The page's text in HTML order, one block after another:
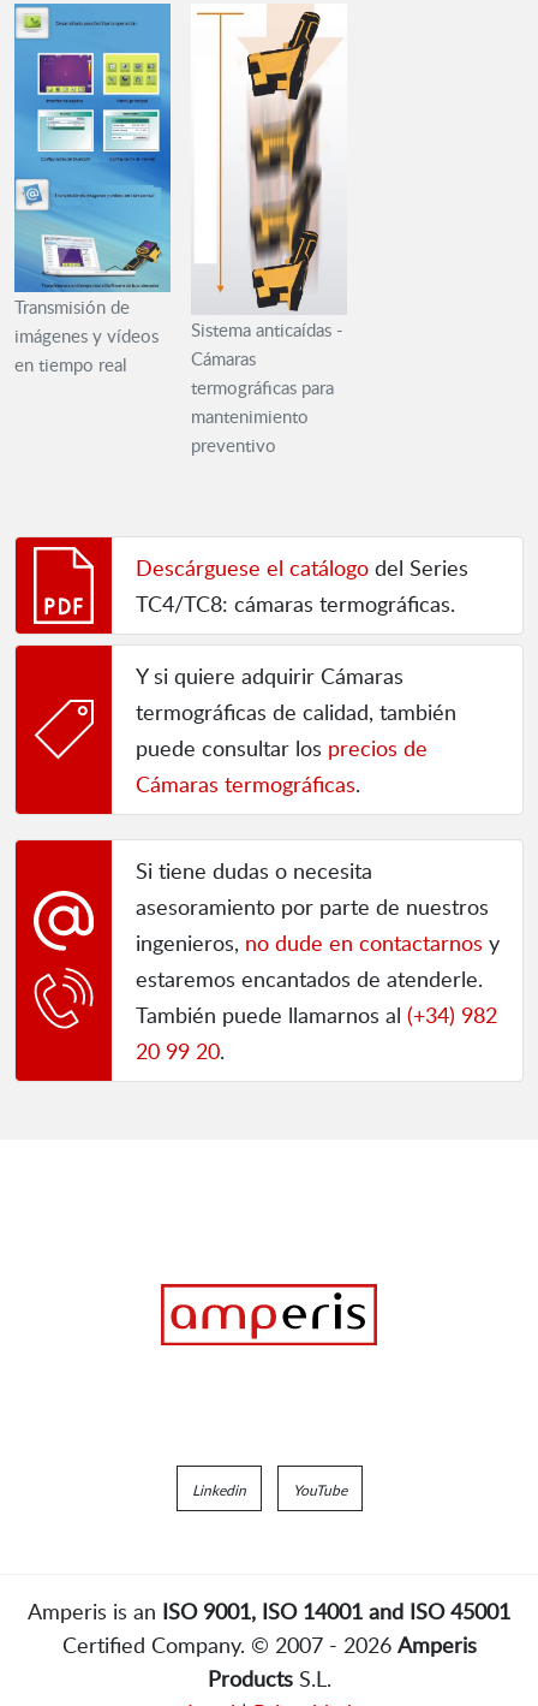
Transmisión de
imágenes y vídeos
en tiempo real
Sistema anticaídas -
Cámaras
termográficas para
mantenimiento
preventivo
Descárguese el catálogo del Series
TC4/TC8: cámaras termográficas.
Y si quiere adquirir Cámaras
termográficas de calidad, también
puede consultar los precios de
Cámaras termográficas.
Si tiene dudas o necesita
asesoramiento por parte de nuestros
ingenieros, no dude en contactarnos y
estaremos encantados de atenderle.
También puede llamarnos al (+34) 982
20 99 20.
Linkedin YouTube
Amperis is an ISO 9001, ISO 14001 and ISO 45001
Certified Company. © 2007 - 2026 Amperis
ProductsS.L.